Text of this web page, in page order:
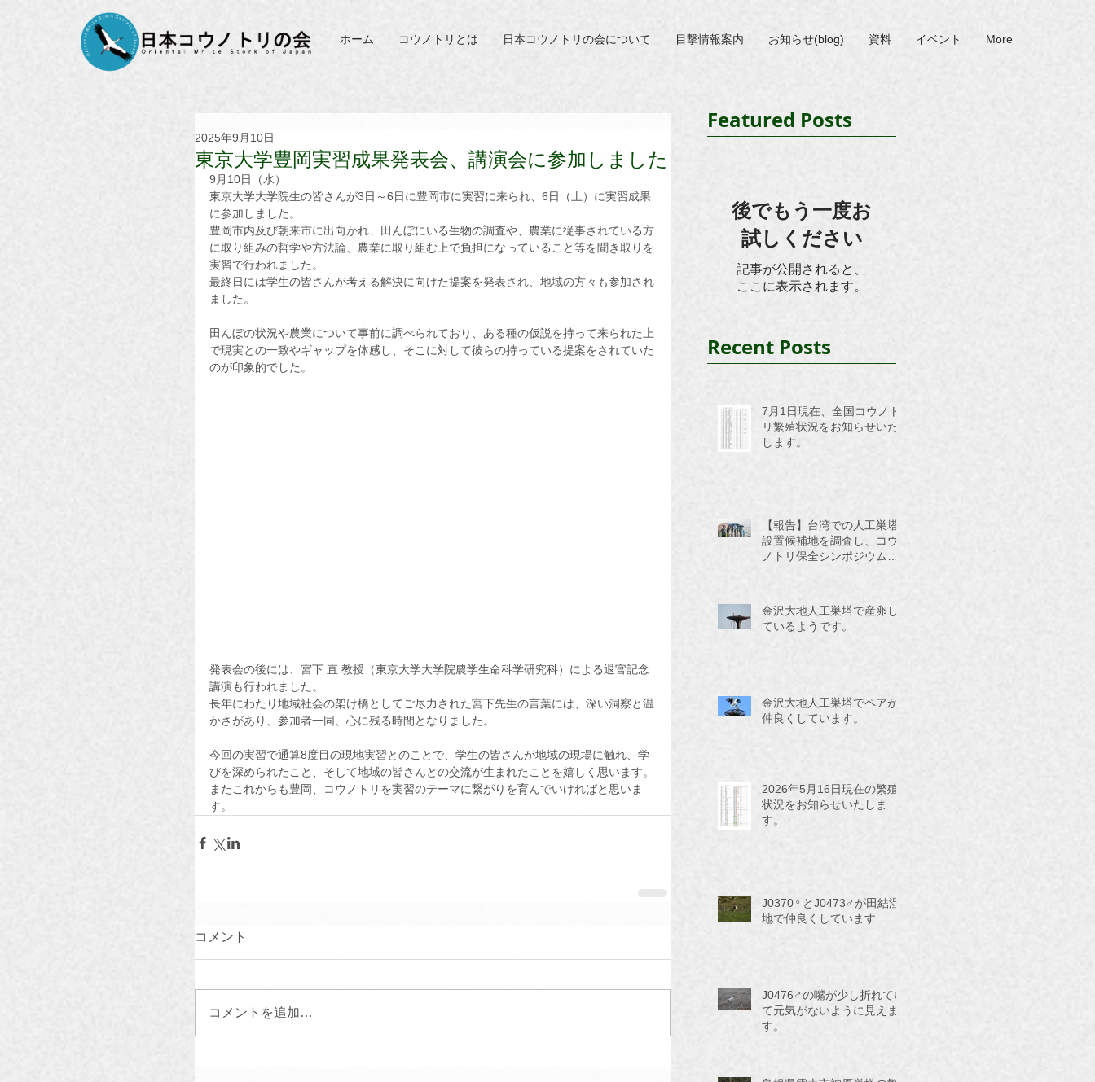
ホーム コウノトリとは 日本コウノトリの会について 目撃情報案内 お知らせ(blog) 資料 イベント More
東京大学豊岡実習成果発表会、講演会に参加しました
2025年9月10日
9月10日（水）
東京大学大学院生の皆さんが3日～6日に豊岡市に実習に来られ、6日（土）に実習成果
に参加しました。
豊岡市内及び朝来市に出向かれ、田んぼにいる生物の調査や、農業に従事されている方
に取り組みの哲学や方法論、農業に取り組む上で負担になっていること等を聞き取りを
実習で行われました。
最終日には学生の皆さんが考える解決に向けた提案を発表され、地域の方々も参加され
ました。
田んぼの状況や農業について事前に調べられており、ある種の仮説を持って来られた上
で現実との一致やギャップを体感し、そこに対して彼らの持っている提案をされていた
のが印象的でした。
発表会の後には、宮下 直 教授（東京大学大学院農学生命科学研究科）による退官記念
講演も行われました。
長年にわたり地域社会の架け橋としてご尽力された宮下先生の言葉には、深い洞察と温
かさがあり、参加者一同、心に残る時間となりました。
今回の実習で通算8度目の現地実習とのことで、学生の皆さんが地域の現場に触れ、学
びを深められたこと、そして地域の皆さんとの交流が生まれたことを嬉しく思います。
またこれからも豊岡、コウノトリを実習のテーマに繋がりを育んでいければと思いま
す。
コメント
コメントを追加…
Featured Posts
後でもう一度お
試しください
記事が公開されると、
ここに表示されます。
Recent Posts
7月1日現在、全国コウノト
リ繁殖状況をお知らせいた
します。
【報告】台湾での人工巣塔
設置候補地を調査し、コウ
ノトリ保全シンポジウムに
金沢大地人工巣塔で産卵し
ているようです。
金沢大地人工巣塔でペアが
仲良くしています。
2026年5月16日現在の繁殖
状況をお知らせいたしま
す。
J0370♀とJ0473♂が田結湿
地で仲良くしています
J0476♂の嘴が少し折れてい
て元気がないように見えま
す。